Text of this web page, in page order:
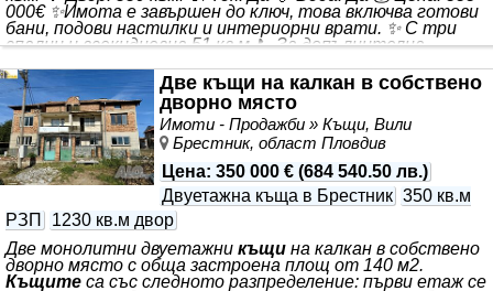
000€ ✨Имота е завършен до ключ, това включва готови
бани, подови настилки и интериорни врати. ✨ С три
спални и всекидневна 51 кв.м 📞 За допълнителна
телефон. 🔹 Знаете какво търсите? Ще Ви
съдействаме да го намерите бързо и без излишно
губене на време. 🔹 Още се колебаете? Ще Ви
запознаем с целия пазар в Пловдив и ще Ви насочим към
най-подходящото жилище
Две къщи на калкан в собствено
дворно място
Имоти - Продажби » Къщи, Вили
Брестник, област Пловдив
Цена: 350 000 € (684 540.50 лв.)
Двуетажна къща в Брестник 350 кв.м
РЗП
1230 кв.м двор
Две монолитни двуетажни къщи на калкан в собствено
дворно място с обща застроена площ от 140 м2.
Къщите са със следното разпределение: първи етаж се